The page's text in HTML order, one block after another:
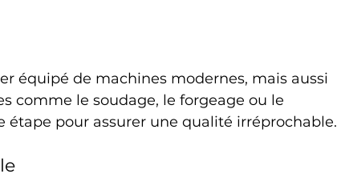
équipé de machines modernes, mais aussi
comme le soudage, le forgeage ou le
étape pour assurer une qualité irréprochable.